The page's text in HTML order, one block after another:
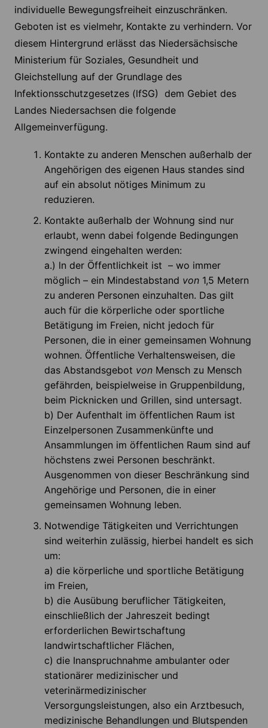
individuelle Bewegungsfreiheit einzuschränken.
Geboten ist es vielmehr, Kontakte zu verhindern. Vor
diesem Hintergrund erlässt das Niedersächsische
Ministerium für Soziales, Gesundheit und
Gleichstellung auf der Grundlage des
Infektionsschutzgesetzes (lfSG) dem Gebiet des
Landes Niedersachsen die folgende
Allgemeinverfügung.
Kontakte zu anderen Menschen außerhalb der
Angehörigen des eigenen Haus standes sind
auf ein absolut nötiges Minimum zu
reduzieren.
Kontakte außerhalb der Wohnung sind nur
erlaubt, wenn dabei folgende Bedingungen
zwingend eingehalten werden:
a.) ln der Öffentlichkeit ist – wo immer
möglich – ein Mindestabstand von 1,5 Metern
zu anderen Personen einzuhalten. Das gilt
auch für die körperliche oder sportliche
Betätigung im Freien, nicht jedoch für
Personen, die in einer gemeinsamen Wohnung
wohnen. Öffentliche Verhaltensweisen, die
das Abstandsgebot von Mensch zu Mensch
gefährden, beispielweise in Gruppenbildung,
beim Picknicken und Grillen, sind untersagt.
b) Der Aufenthalt im öffentlichen Raum ist
Einzelpersonen Zusammenkünfte und
Ansammlungen im öffentlichen Raum sind auf
höchstens zwei Personen beschränkt.
Ausgenommen von dieser Beschränkung sind
Angehörige und Personen, die in einer
gemeinsamen Wohnung leben.
Notwendige Tätigkeiten und Verrichtungen
sind weiterhin zulässig, hierbei handelt es sich
um:
a) die körperliche und sportliche Betätigung
im Freien,
b) die Ausübung beruflicher Tätigkeiten,
einschließlich der Jahreszeit bedingt
erforderlichen Bewirtschaftung
landwirtschaftlicher Flächen,
c) die Inanspruchnahme ambulanter oder
stationärer medizinischer und
veterinärmedizinischer
Versorgungsleistungen, also ein Arztbesuch,
medizinische Behandlungen und Blutspenden